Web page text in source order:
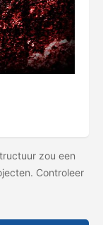
zou een
Controleer